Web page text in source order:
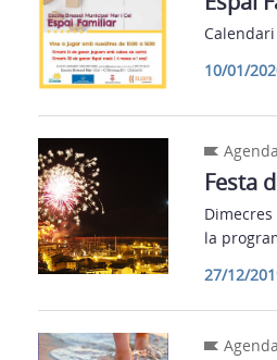
10/01/
Festa
la
27/12/